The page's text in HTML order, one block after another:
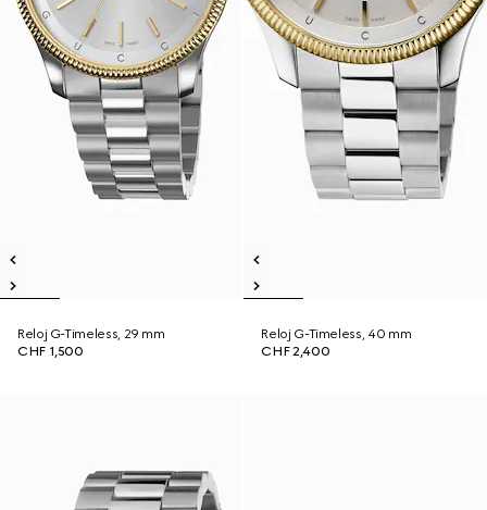
Reloj G-Timeless, 29 mm
CHF 1,500
Reloj G-Timeless, 40 mm
CHF 2,400